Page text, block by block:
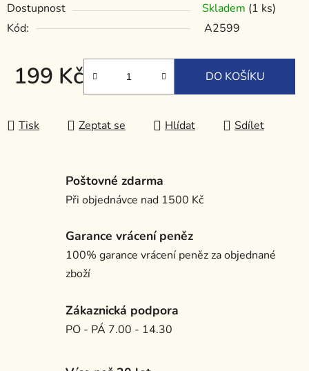
Dostupnost Skladem (1 ks)
Kód:
A2599
199 Kč DO KOŠÍKU
Tisk Zeptat se Hlídat Sdílet
Poštovné zdarma
Při objednávce nad 1500 Kč
Garance vrácení peněz
100% garance vrácení peněz za objednané
zboží
Zákaznická podpora
PO - PÁ 7.00 - 14.30